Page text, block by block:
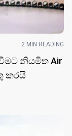
2 MIN READING
නියමිත Air
කර​යි